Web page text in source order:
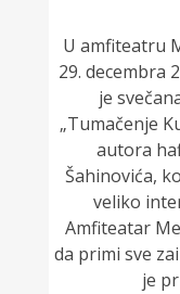
U amfiteatru
29. decembra
je
„Tumačenje
autora
Šahinovića,
veliko
Amfiteatar
da primi sve
je